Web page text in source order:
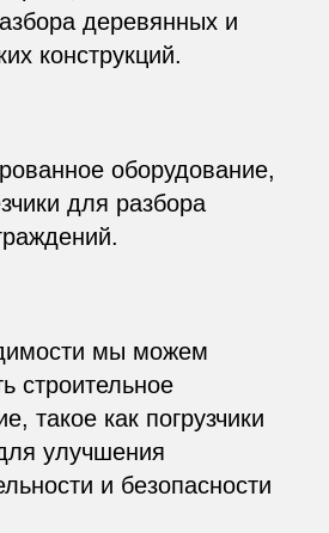
деревянных и
конструкций.
оборудование,
для разбора
мы можем
строительное
такое как погрузчики
улучшения
и безопасности